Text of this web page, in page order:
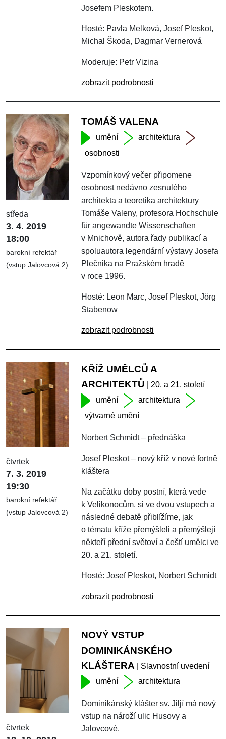
Josefem Pleskotem.
Hosté: Pavla Melková, Josef Pleskot,
Michal Škoda, Dagmar Vernerová
Moderuje: Petr Vizina
zobrazit podrobnosti
středa
3. 4. 2019
18:00
barokní refektář
(vstup Jalovcová 2)
TOMÁŠ VALENA
umění
architektura
osobnosti
Vzpomínkový večer připomene
osobnost nedávno zesnulého
architekta a teoretika architektury
Tomáše Valeny, profesora Hochschule
für angewandte Wissenschaften
v Mnichově, autora řady publikací a
spoluautora legendární výstavy Josefa
Plečnika na Pražském hradě
v roce 1996.
Hosté: Leon Marc, Josef Pleskot, Jörg
Stabenow
zobrazit podrobnosti
čtvrtek
7. 3. 2019
19:30
barokní refektář
(vstup Jalovcová 2)
KŘÍŽ UMĚLCŮ A
ARCHITEKTŮ | 20. a 21. století
umění
architektura
výtvarné umění
Norbert Schmidt – přednáška
Josef Pleskot – nový kříž v nové fortně
kláštera
Na začátku doby postní, která vede
k Velikonocům, si ve dvou vstupech a
následné debatě přiblížíme, jak
o tématu kříže přemýšleli a přemýšlejí
někteří přední světoví a čeští umělci ve
20. a 21. století.
Hosté: Josef Pleskot, Norbert Schmidt
zobrazit podrobnosti
čtvrtek
NOVÝ VSTUP
DOMINIKÁNSKÉHO
KLÁŠTERA | Slavnostní uvedení
umění
architektura
Dominikánský klášter sv. Jiljí má nový
vstup na nároží ulic Husovy a
Jalovcové.